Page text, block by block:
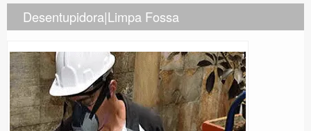
Desentupidora|Limpa Fossa